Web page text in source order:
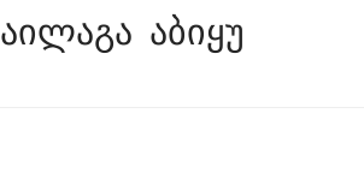
აილაგა აბიყუ